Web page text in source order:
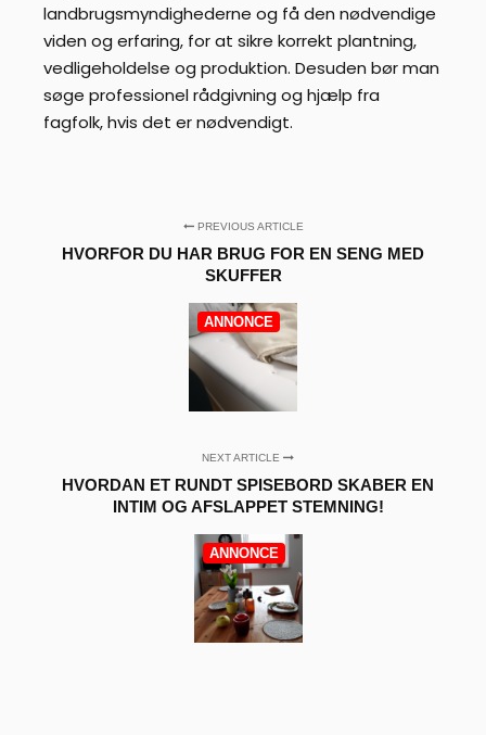
landbrugsmyndighederne og få den nødvendige
viden og erfaring, for at sikre korrekt plantning,
vedligeholdelse og produktion. Desuden bør man
søge professionel rådgivning og hjælp fra
fagfolk, hvis det er nødvendigt.
PREVIOUS ARTICLE
HVORFOR DU HAR BRUG FOR EN SENG MED
SKUFFER
ANNONCE
NEXT ARTICLE
HVORDAN ET RUNDT SPISEBORD SKABER EN
INTIM OG AFSLAPPET STEMNING!
ANNONCE